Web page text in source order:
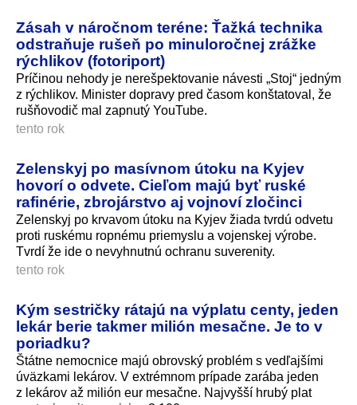
Zásah v náročnom teréne: Ťažká technika
odstraňuje rušeň po minuloročnej zrážke
rýchlikov (fotoriport)
Príčinou nehody je nerešpektovanie návesti „Stoj“ jedným
z rýchlikov. Minister dopravy pred časom konštatoval, že
rušňovodič mal zapnutý YouTube.
tento rok
Zelenskyj po masívnom útoku na Kyjev
hovorí o odvete. Cieľom majú byť ruské
rafinérie, zbrojárstvo aj vojnoví zločinci
Zelenskyj po krvavom útoku na Kyjev žiada tvrdú odvetu
proti ruskému ropnému priemyslu a vojenskej výrobe.
Tvrdí že ide o nevyhnutnú ochranu suverenity.
tento rok
Kým sestričky rátajú na výplatu centy, jeden
lekár berie takmer milión mesačne. Je to v
poriadku?
Štátne nemocnice majú obrovský problém s vedľajšími
úväzkami lekárov. V extrémnom prípade zarába jeden
z lekárov až milión eur mesačne. Najvyšší hrubý plat